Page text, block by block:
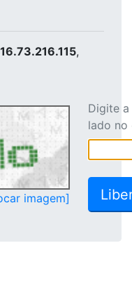
,
imagem]
Digite
lado no